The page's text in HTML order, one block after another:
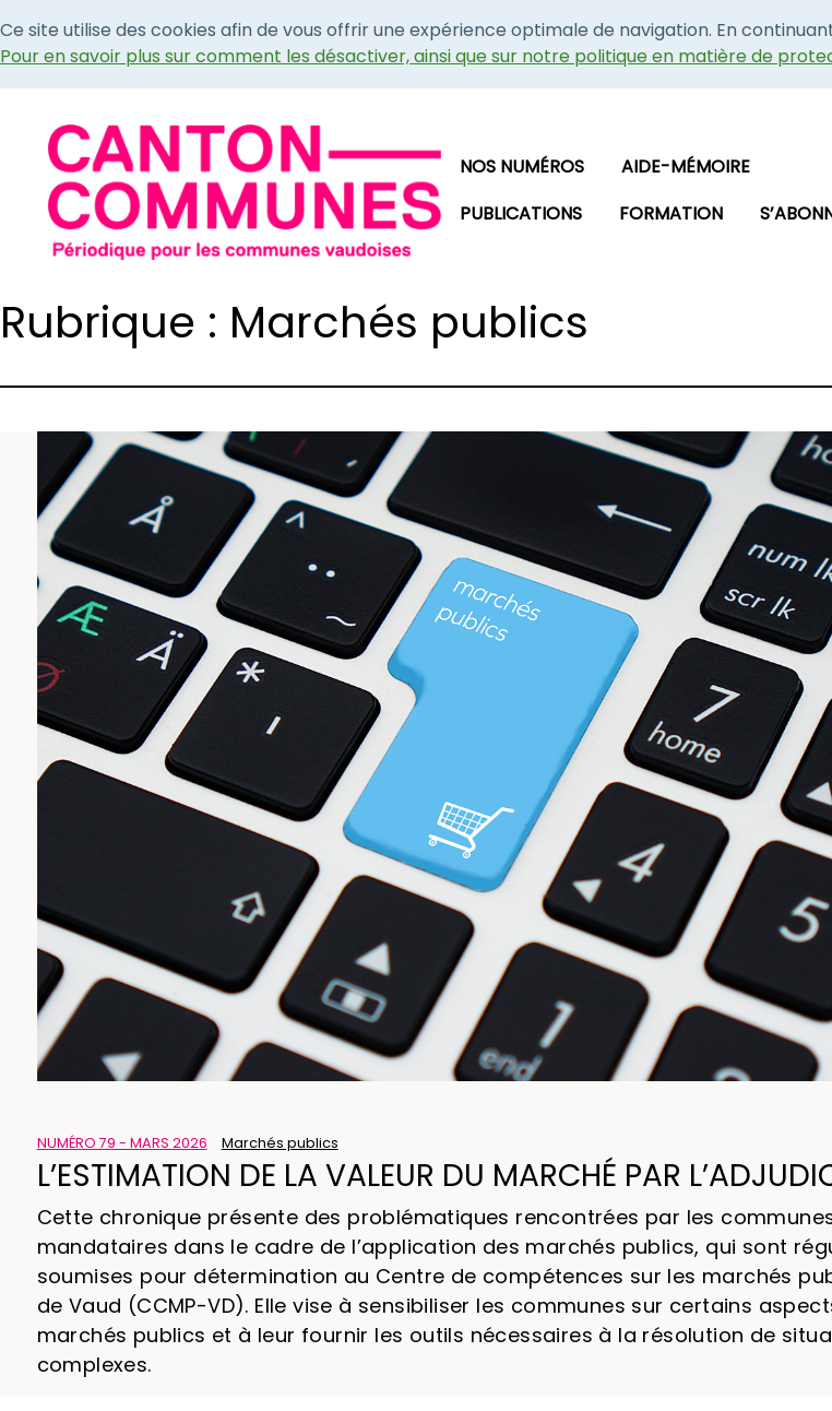
Ce site utilise des cookies afin de vous offrir une expérience optimale de navigation. En
Pour en savoir plus sur comment les désactiver, ainsi que sur notre politique en matière de
NOS NUMÉROS
AIDE-MÉMOIRE
PUBLICATIONS
FORMATION
Rubrique : Marchés publics
NUMÉRO 79 - MARS 2026 Marchés publics
L’ESTIMATION DE LA VALEUR DU MARCHÉ PAR
Cette chronique présente des problématiques rencontrées par les
mandataires dans le cadre de l’application des marchés publics, qui sont
soumises pour détermination au Centre de compétences sur les marchés
de Vaud (CCMP-VD). Elle vise à sensibiliser les communes sur certains
marchés publics et à leur fournir les outils nécessaires à la résolution de
complexes.